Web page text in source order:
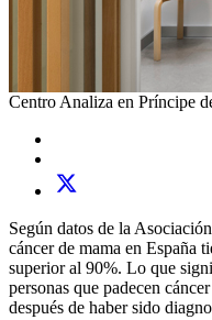
Centro Analiza en Príncipe
Según datos de la
cáncer de mama en España
superior al 90%. Lo que
personas que padecen
después de haber sido